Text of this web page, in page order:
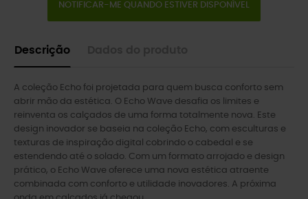
NOTIFICAR-ME QUANDO ESTIVER DISPONÍVEL
Descrição
A coleção Echo foi projetada para quem busca conforto sem
abrir mão da estética. O Echo Wave desafia os limites e
reinventa os calçados de uma forma totalmente nova. Este
design inovador se baseia na coleção Echo, com esculturas e
texturas de inspiração digital cobrindo o cabedal e se
estendendo até o solado. Com um formato arrojado e design
prático, o Echo Wave oferece uma nova estética atraente
combinada com conforto e utilidade inovadores. A próxima